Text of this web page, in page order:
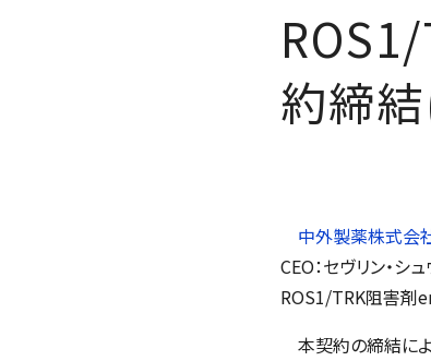
約締
中外製薬株式会
CEO：セヴリン・
ROS1/TRK阻害剤
本契約の締結に